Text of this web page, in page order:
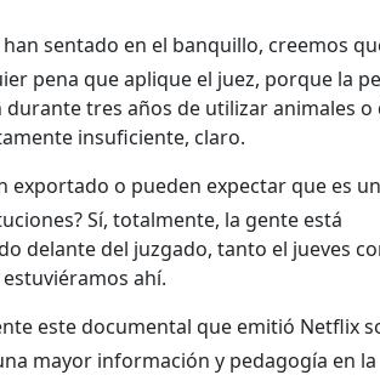
sentado en el banquillo, creemos
pena que aplique el juez, porque la
tres años de utilizar animales o
insuficiente, claro.
exportado o pueden expectar que es
Sí, totalmente, la gente está
delante del juzgado, tanto el jueves
ahí.
este documental que emitió Netflix
mayor información y pedagogía en la